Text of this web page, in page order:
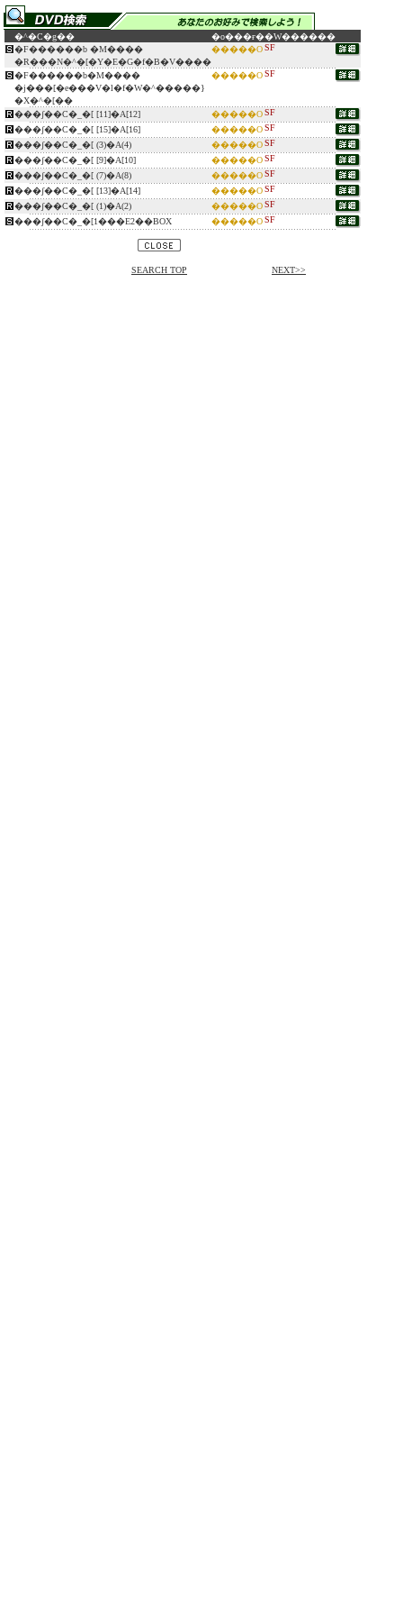
�^�C�g�� �o���ғ��W������
�F������b �M����
�R���N�^�[�Y�E�G�f�B�V����
�����OSF
�F������b�M����
�j���[�e���V�l�f�W�^�����}
�X�^�[��
�����OSF
���ʃ��C�_�[ [11]�A[12] �����OSF
���ʃ��C�_�[ [15]�A[16]
�����OSF
���ʃ��C�_�[ (3)�A(4)
�����OSF
���ʃ��C�_�[ [9]�A[10]
�����OSF
���ʃ��C�_�[ (7)�A(8)
�����OSF
���ʃ��C�_�[ [13]�A[14]
�����OSF
���ʃ��C�_�[ (1)�A(2)
�����OSF
���ʃ��C�_�[1���E2��BOX
�����OSF
SEARCH TOP NEXT>>